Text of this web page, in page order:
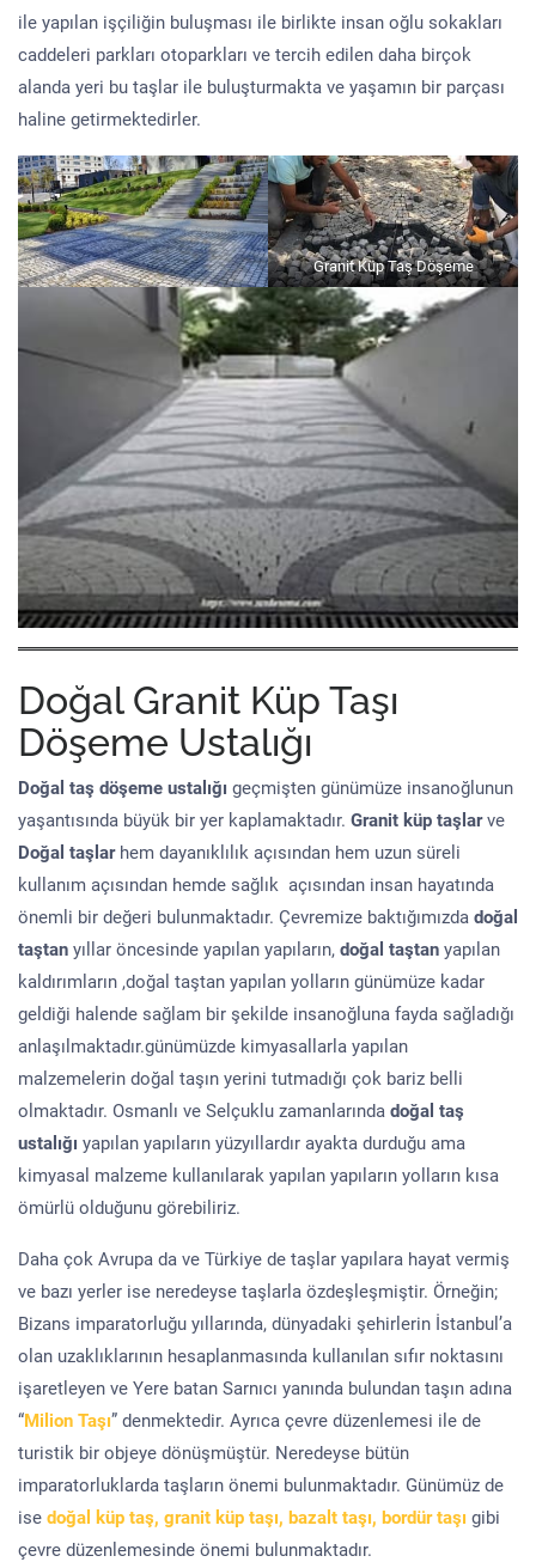
ile yapılan işçiliğin buluşması ile birlikte insan oğlu sokakları
caddeleri parkları otoparkları ve tercih edilen daha birçok
alanda yeri bu taşlar ile buluşturmakta ve yaşamın bir parçası
haline getirmektedirler.
Granit Küp Taş Döşeme
Doğal Granit Küp Taşı
Döşeme Ustalığı
Doğal taş döşeme ustalığı geçmişten günümüze insanoğlunun
yaşantısında büyük bir yer kaplamaktadır. Granit küp taşlarve
Doğal taşlar hem dayanıklılık açısından hem uzun süreli
kullanım açısından hemde sağlık açısından insan hayatında
önemli bir değeri bulunmaktadır. Çevremize baktığımızda doğal
taştan yıllar öncesinde yapılan yapıların, doğal taştan yapılan
kaldırımların ,doğal taştan yapılan yolların günümüze kadar
geldiği halende sağlam bir şekilde insanoğluna fayda sağladığı
anlaşılmaktadır.günümüzde kimyasallarla yapılan
malzemelerin doğal taşın yerini tutmadığı çok bariz belli
olmaktadır. Osmanlı ve Selçuklu zamanlarında doğal taş
ustalığı yapılan yapıların yüzyıllardır ayakta durduğu ama
kimyasal malzeme kullanılarak yapılan yapıların yolların kısa
ömürlü olduğunu görebiliriz.
Daha çok Avrupa da ve Türkiye de taşlar yapılara hayat vermiş
ve bazı yerler ise neredeyse taşlarla özdeşleşmiştir. Örneğin;
Bizans imparatorluğu yıllarında, dünyadaki şehirlerin İstanbul’a
olan uzaklıklarının hesaplanmasında kullanılan sıfır noktasını
işaretleyen ve Yere batan Sarnıcı yanında bulundan taşın adına
“Milion Taşı” denmektedir. Ayrıca çevre düzenlemesi ile de
turistik bir objeye dönüşmüştür. Neredeyse bütün
imparatorluklarda taşların önemi bulunmaktadır. Günümüz de
ise doğal küp taş, granit küp taşı, bazalt taşı, bordür taşı gibi
çevre düzenlemesinde önemi bulunmaktadır.